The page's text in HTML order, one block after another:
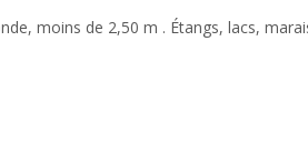
moins de 2,50 m . Étangs, lacs,